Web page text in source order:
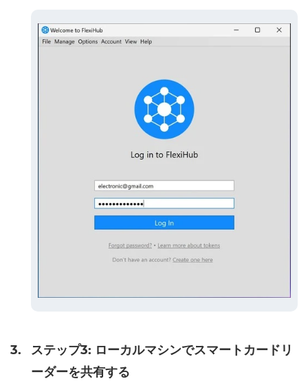
3.
ステップ3: ローカルマシンでスマートカードリ
ーダーを共有する